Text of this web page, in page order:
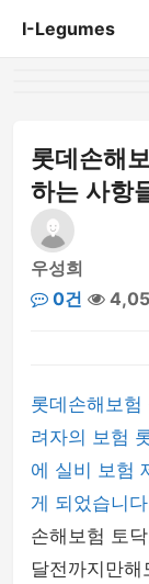
I-Legumes
롯데손해
하는 사항
우성희
0건
롯데손해보
려자의 보험
에 실비 보험
게 되었습니
손해보험 토
달전까지만